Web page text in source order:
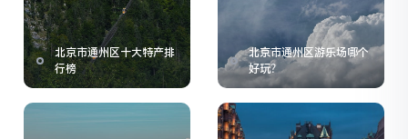
北京市通州区十大特产排
行榜
北京市通州区游乐场哪个
好玩？